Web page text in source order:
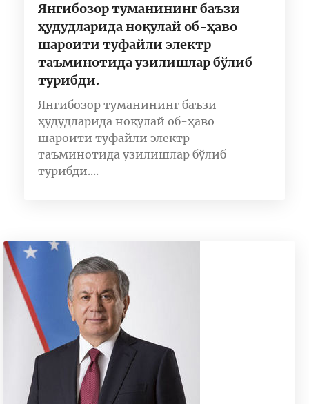
Янгибозор туманининг баъзи
ҳудудларида ноқулай об-ҳаво
шароити туфайли электр
таъминотида узилишлар бўлиб
турибди.
Янгибозор туманининг баъзи
ҳудудларида ноқулай об-ҳаво
шароити туфайли электр
таъминотида узилишлар бўлиб
турибди....